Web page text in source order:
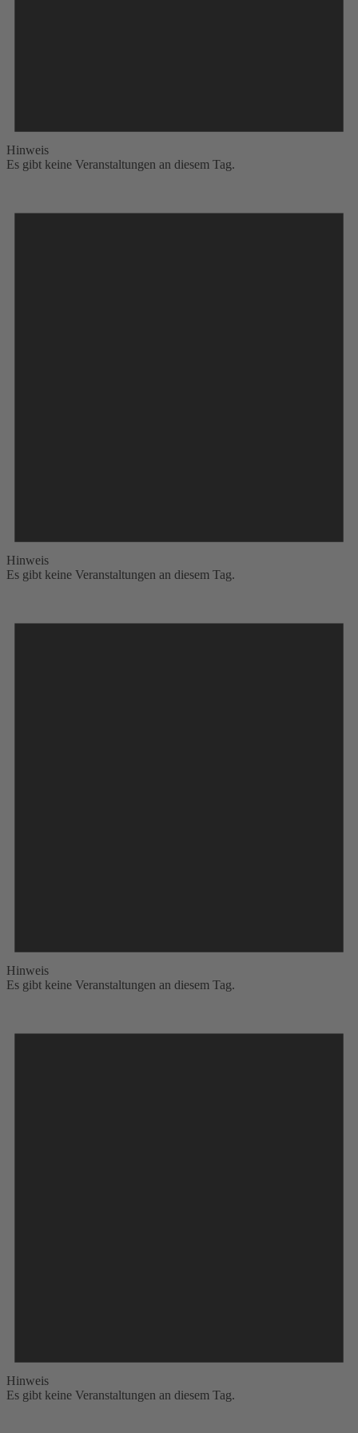
Hinweis
Es gibt keine Veranstaltungen an diesem Tag.
Hinweis
Es gibt keine Veranstaltungen an diesem Tag.
Hinweis
Es gibt keine Veranstaltungen an diesem Tag.
Hinweis
Es gibt keine Veranstaltungen an diesem Tag.